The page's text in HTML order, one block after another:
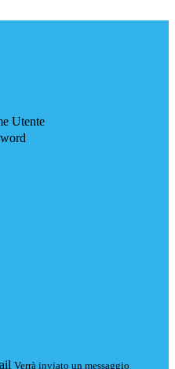
Utente
Verrà inviato un messaggio